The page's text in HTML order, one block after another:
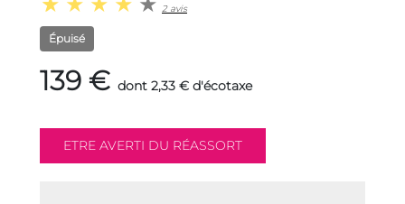
2 avis
Épuisé
139 € dont 2,33 € d'écotaxe